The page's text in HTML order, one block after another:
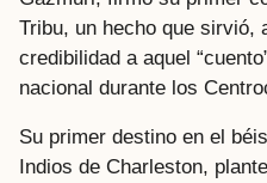
Tribu, un hecho que sirvió,
credibilidad a aquel
nacional durante los
Su primer destino en el
Indios de Charleston,